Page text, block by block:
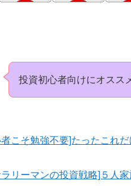
投資初心者向けにオスス
こそ勉強不要]たったこれ
リーマンの投資戦略]５人